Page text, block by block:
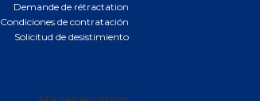
Demande de rétractation
Condiciones de contratación
Solicitud de desistimiento